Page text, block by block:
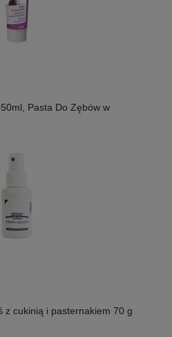
Pasta Do Zębów w
z cukinią i pasternakiem 70 g